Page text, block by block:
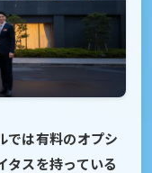
では有料のオプシ
タスを持っている